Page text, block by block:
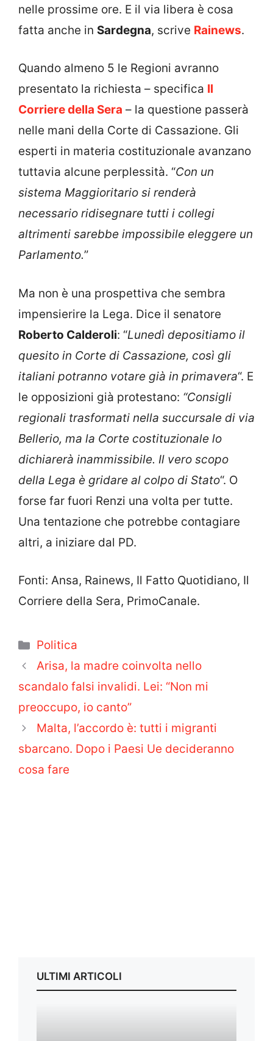
nelle prossime ore. E il via libera è cosa
fatta anche in Sardegna, scrive Rainews.
Quando almeno 5 le Regioni avranno
presentato la richiesta – specifica Il
Corriere della Sera – la questione passerà
nelle mani della Corte di Cassazione. Gli
esperti in materia costituzionale avanzano
tuttavia alcune perplessità. “Con un
sistema Maggioritario si renderà
necessario ridisegnare tutti i collegi
altrimenti sarebbe impossibile eleggere un
Parlamento.”
Ma non è una prospettiva che sembra
impensierire la Lega. Dice il senatore
Roberto Calderoli: “Lunedì depositiamo il
quesito in Corte di Cassazione, così gli
italiani potranno votare già in primavera“. E
le opposizioni già protestano: “Consigli
regionali trasformati nella succursale di via
Bellerio, ma la Corte costituzionale lo
dichiarerà inammissibile. Il vero scopo
della Lega è gridare al colpo di Stato“. O
forse far fuori Renzi una volta per tutte.
Una tentazione che potrebbe contagiare
altri, a iniziare dal PD.
Fonti: Ansa, Rainews, Il Fatto Quotidiano, Il
Corriere della Sera, PrimoCanale.
Categorie
Politica
Arisa, la madre coinvolta nello
scandalo falsi invalidi. Lei: “Non mi
preoccupo, io canto”
Malta, l’accordo è: tutti i migranti
sbarcano. Dopo i Paesi Ue decideranno
cosa fare
ULTIMI ARTICOLI